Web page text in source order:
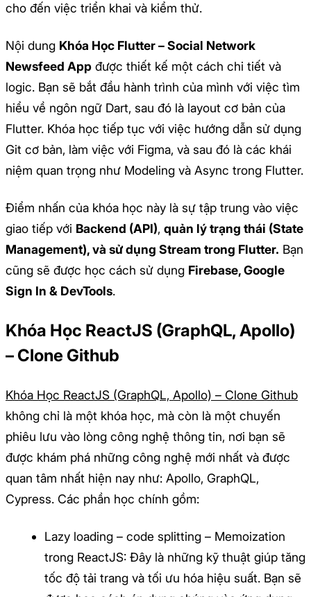
cho đến việc triển khai và kiểm thử.
Nội dung Khóa Học Flutter – Social Network
Newsfeed App được thiết kế một cách chi tiết và
logic. Bạn sẽ bắt đầu hành trình của mình với việc tìm
hiểu về ngôn ngữ Dart, sau đó là layout cơ bản của
Flutter. Khóa học tiếp tục với việc hướng dẫn sử dụng
Git cơ bản, làm việc với Figma, và sau đó là các khái
niệm quan trọng như Modeling và Async trong Flutter.
Điểm nhấn của khóa học này là sự tập trung vào việc
giao tiếp với Backend (API), quản lý trạng thái (State
Management), và sử dụng Stream trong Flutter. Bạn
cũng sẽ được học cách sử dụng Firebase, Google
Sign In & DevTools.
Khóa Học ReactJS (GraphQL, Apollo)
– Clone Github
Khóa Học ReactJS (GraphQL, Apollo) – Clone Github
không chỉ là một khóa học, mà còn là một chuyến
phiêu lưu vào lòng công nghệ thông tin, nơi bạn sẽ
được khám phá những công nghệ mới nhất và được
quan tâm nhất hiện nay như: Apollo, GraphQL,
Cypress. Các phần học chính gồm:
Lazy loading – code splitting – Memoization
trong ReactJS: Đây là những kỹ thuật giúp tăng
tốc độ tải trang và tối ưu hóa hiệu suất. Bạn sẽ